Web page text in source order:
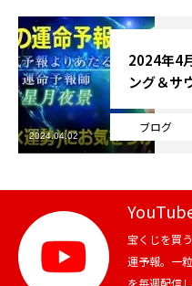
記事カテゴリー
ブログ
お知らせ
芸能界
テニス
スポーツ
ブログ
2024年4
ング＆サ
2024.04.02
宝くじを買
運予報。一
を毎週配信